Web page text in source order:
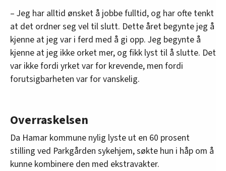
– Jeg har alltid ønsket å jobbe fulltid, og har ofte tenkt
at det ordner seg vel til slutt. Dette året begynte jeg å
kjenne at jeg var i ferd med å gi opp. Jeg begynte å
kjenne at jeg ikke orket mer, og fikk lyst til å slutte. Det
var ikke fordi yrket var for krevende, men fordi
forutsigbarheten var for vanskelig.
Overraskelsen
Da Hamar kommune nylig lyste ut en 60 prosent
stilling ved Parkgården sykehjem, søkte hun i håp om å
kunne kombinere den med ekstravakter.